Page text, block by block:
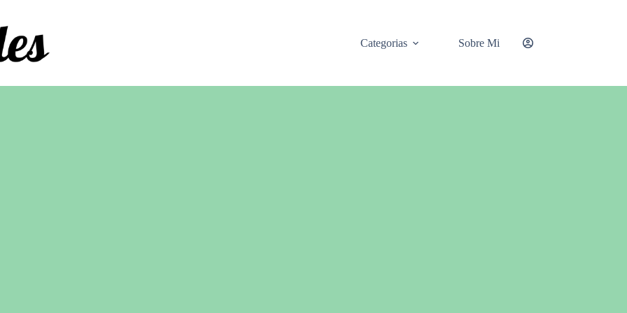
Categorias
Sobre Mi